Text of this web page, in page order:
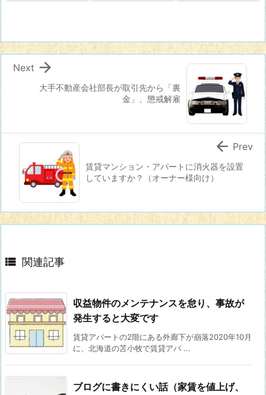
大手不動産会社部長が取引先から「裏
金」、懲戒解雇

Next
賃貸マンション・アパートに消火器を設置
していますか？（オーナー様向け）
 Prev
 関連記事
収益物件のメンテナンスを怠り、事故が
発生すると大変です
賃貸アパートの2階にある外廊下が崩落2020年10月
に、北海道の苫小牧で賃貸アパ ...
ブログに書きにくい話（家賃を値上げ、